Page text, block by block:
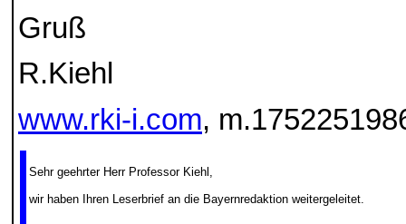
Gruß
R.Kiehl
www.rki-i.com,
Sehr geehrter Herr Professor Kiehl,
wir haben Ihren Leserbrief an die Bayernredaktion weitergeleitet.